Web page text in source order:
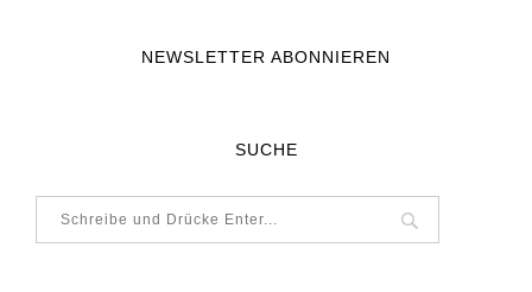
NEWSLETTER ABONNIEREN
SUCHE